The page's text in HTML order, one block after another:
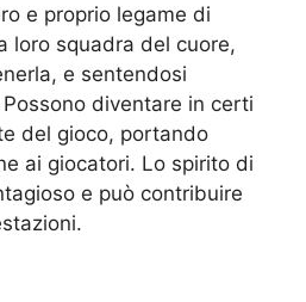
e proprio legame di
loro squadra del cuore,
e sentendosi
diventare in certi
del gioco, portando
ai giocatori. Lo spirito di
e può contribuire